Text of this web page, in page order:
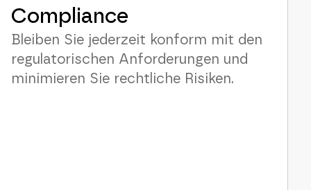
Compliance
Bleiben Sie jederzeit konform mit den
regulatorischen Anforderungen und
minimieren Sie rechtliche Risiken.